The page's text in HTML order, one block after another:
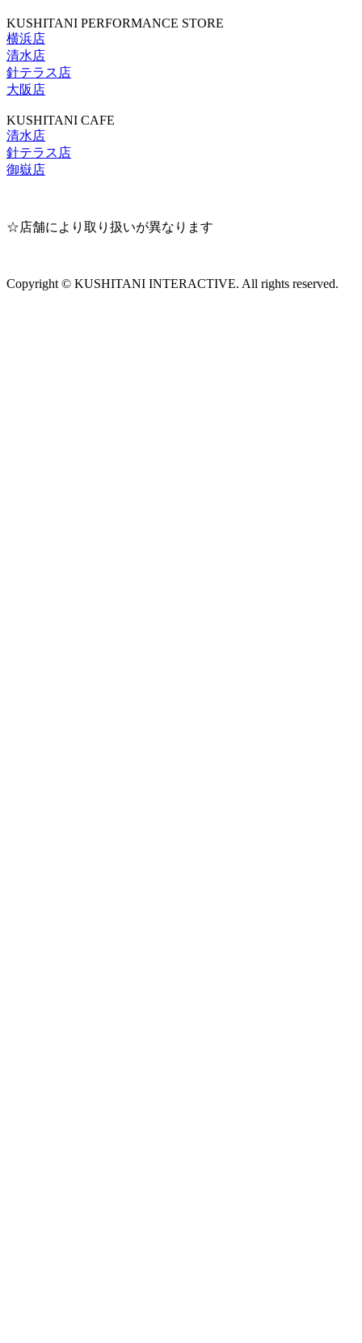
KUSHITANI PERFORMANCE STORE
横浜店
清水店
針テラス店
大阪店
KUSHITANI CAFE
清水店
針テラス店
御嶽店
☆店舗により取り扱いが異なります
Copyright © KUSHITANI INTERACTIVE. All rights reserved.